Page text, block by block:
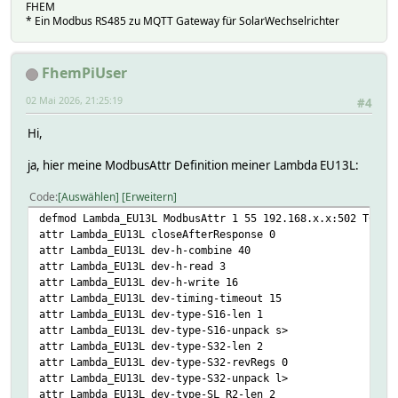
FHEM
* Ein Modbus RS485 zu MQTT Gateway für SolarWechselrichter
FhemPiUser
#4
02 Mai 2026, 21:25:19
Hi,
ja, hier meine ModbusAttr Definition meiner Lambda EU13L:
Code Auswählen Erweitern
defmod Lambda_EU13L ModbusAttr 1 55 192.168.x.x:502 TCP
attr Lambda_EU13L closeAfterResponse 0
attr Lambda_EU13L dev-h-combine 40
attr Lambda_EU13L dev-h-read 3
attr Lambda_EU13L dev-h-write 16
attr Lambda_EU13L dev-timing-timeout 15
attr Lambda_EU13L dev-type-S16-len 1
attr Lambda_EU13L dev-type-S16-unpack s>
attr Lambda_EU13L dev-type-S32-len 2
attr Lambda_EU13L dev-type-S32-revRegs 0
attr Lambda_EU13L dev-type-S32-unpack l>
attr Lambda_EU13L dev-type-SL_R2-len 2